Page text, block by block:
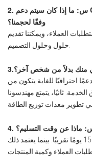
2. س: ما إذا كان سيتم دعم OEM / ODM؟ هل يمكنك تصميم المعدات
وفقًا لحجمنا؟
العملاء، ويمكننا تقديم
حلول وحلول التصميم.
منك بدلاً من شخص آخر؟
احترافيًا للغاية يتكون من
ثانيًا، يتمتع مهندسونا
س: ماذا عن وقت التسليم؟
ج: بشكل عام، وقت التسليم لدينا هو حوالي 7-15 يومًا تقريبًا. بينما يعتمد ذلك